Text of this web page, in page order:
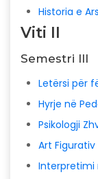
Historia e
Viti II
Semestri III
Letërsi për
Hyrje në
Psikologji
Art
Interpretimi